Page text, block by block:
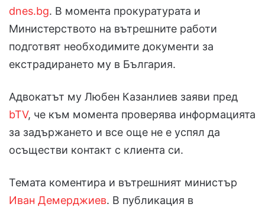
dnes.bg. В момента прокуратурата и
Министерството на вътрешните работи
подготвят необходимите документи за
екстрадирането му в България.
Адвокатът му Любен Казанлиев заяви пред
bTV, че към момента проверява информацията
за задържането и все още не е успял да
осъществи контакт с клиента си.
Темата коментира и вътрешният министър
Иван Демерджиев. В публикация в